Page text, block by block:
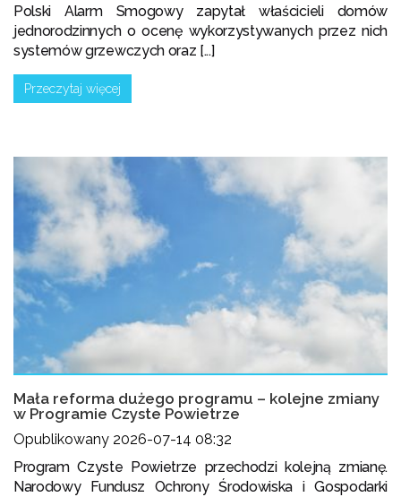
Polski Alarm Smogowy zapytał właścicieli domów
jednorodzinnych o ocenę wykorzystywanych przez nich
systemów grzewczych oraz [...]
Przeczytaj więcej
Mała reforma dużego programu – kolejne zmiany
w Programie Czyste Powietrze
Opublikowany 2026-07-14 08:32
Program Czyste Powietrze przechodzi kolejną zmianę.
Narodowy Fundusz Ochrony Środowiska i Gospodarki